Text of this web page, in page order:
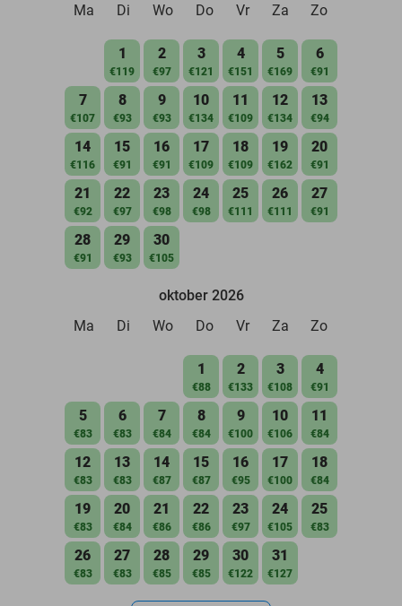
Ma
Di Wo Do Vr Za Zo
1
€119
2
€97
3
€121
4
€151
5
€169
6
€91
7
€107
8
€93
9
€93
10
€134
11
€109
12
€134
13
€94
14
€116
15
€91
16
€91
17
€109
18
€109
19
€162
20
€91
21
€92
22
€97
23
€98
24
€98
25
€111
26
€111
27
€91
28
€91
29
€93
30
€105
oktober 2026
Ma
Di Wo Do Vr Za Zo
1
€88
2
€133
3
€108
4
€91
5
€83
6
€83
7
€84
8
€84
9
€100
10
€106
11
€84
12
€83
13
€83
14
€87
15
€87
16
€95
17
€100
18
€84
19
€83
20
€84
21
€86
22
€86
23
€97
24
€105
25
€83
26
€83
27
€83
28
€85
29
€85
30
€122
31
€127